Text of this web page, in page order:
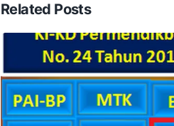
Related Posts